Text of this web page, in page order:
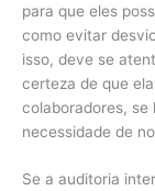
para que eles
como evitar
isso, deve se
certeza de que
colaboradores, se
necessidade de
Se a auditoria